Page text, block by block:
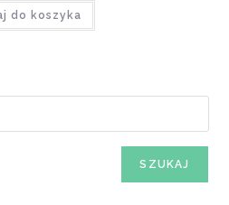
do koszyka
SZUKAJ